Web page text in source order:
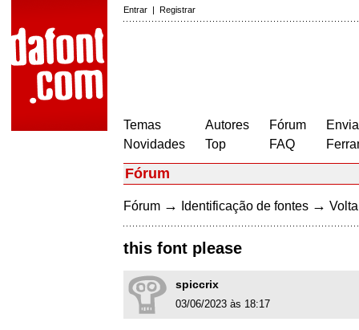
Entrar | Registrar
Temas
Novidades
Autores
Top
Fórum
FAQ
Fórum
Fórum → Identificação de fontes →
this font please
spiccrix
03/06/2023 às 18:17